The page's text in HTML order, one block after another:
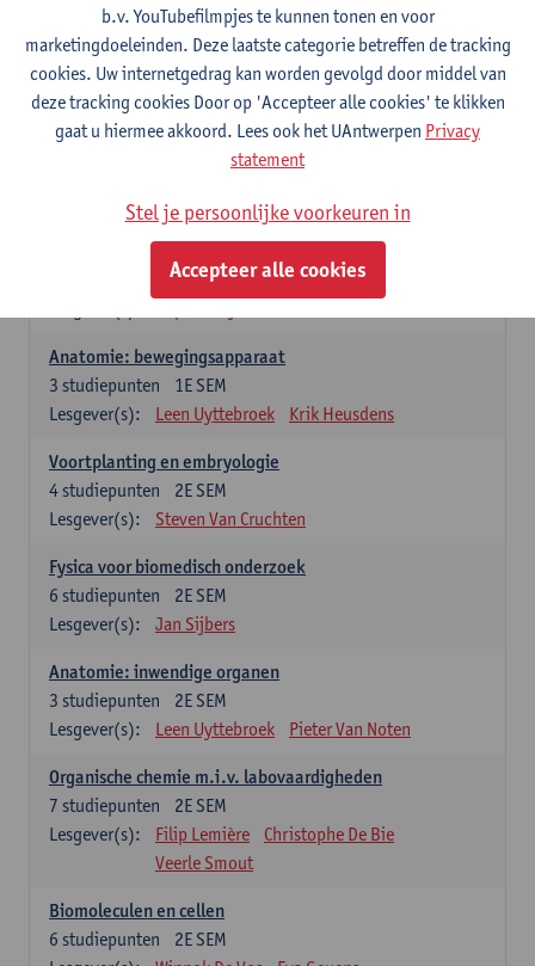
Algemene chemie m.i.v. labovaardigheden
1E SEM
7studiepunten
Lesgever(s):
Frank Blockhuys Christophe De Bie
Studium generale in de biomedische wetenschappen deel
1: onderzoek in de levenswetenschappen
Lesgever(s):
Anja Verhulst Sebastiaan De Schepper
1E SEM
Anatomie: bewegingsapparaat
1E SEM
3 studiepunten
Lesgever(s):
Leen Uyttebroek Krik Heusdens
Voortplanting en embryologie
2E SEM
4studiepunten
Lesgever(s):
Steven Van Cruchten
Fysica voor biomedisch onderzoek
2E SEM
6 studiepunten
Lesgever(s):
Jan Sijbers
Anatomie: inwendige organen
2E SEM
3 studiepunten
Lesgever(s):
Leen Uyttebroek Pieter Van Noten
Organische chemie m.i.v. labovaardigheden
2E SEM
7 studiepunten
Lesgever(s):
Filip Lemière
Christophe De Bie
Veerle Smout
Biomoleculen en cellen
2E SEM
6 studiepunten
b.v. YouTubefilmpjes te kunnen tonen en voor
marketingdoeleinden. Deze laatste categorie betreffen de tracking
cookies. Uw internetgedrag kan worden gevolgd door middel van
deze tracking cookies Door op 'Accepteer alle cookies' te klikken
gaat u hiermee akkoord. Lees ook het UAntwerpen Privacy
statement
Stel je persoonlijke voorkeuren in
Accepteer alle cookies